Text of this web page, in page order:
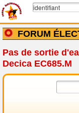
FORUM
Pas de sortie
Decica EC685.M